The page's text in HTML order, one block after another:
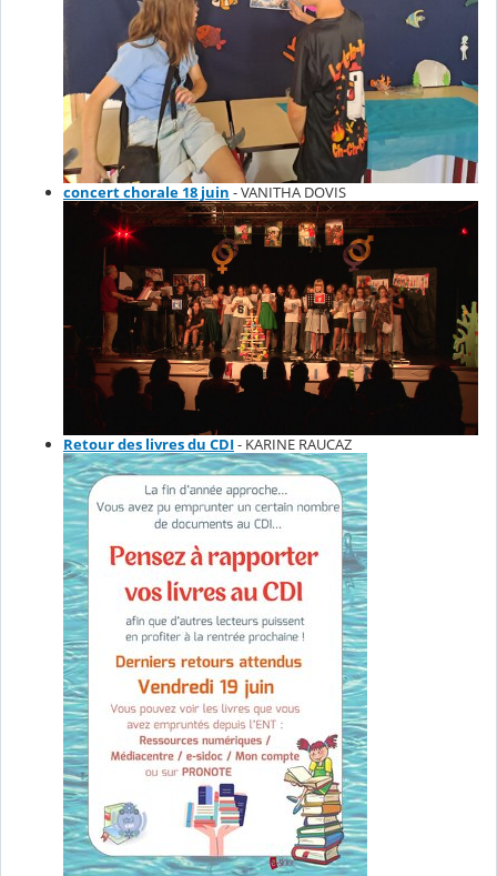
concert chorale 18 juin - VANITHA DOVIS
Retour des livres du CDI- KARINE RAUCAZ